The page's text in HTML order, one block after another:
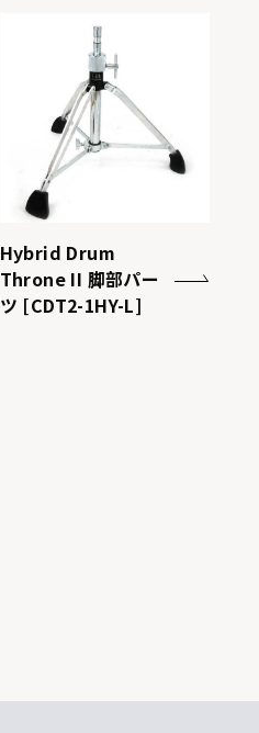
Hybrid Drum
Throne II 脚部パー
ツ [CDT2-1HY-L]